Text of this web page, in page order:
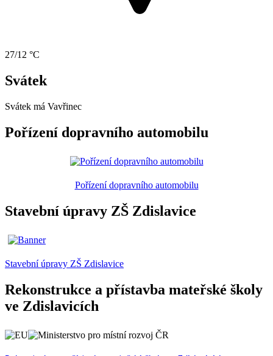
27/12 °C
Svátek
Svátek má Vavřinec
Pořízení dopravního automobilu
Pořízení dopravního automobilu
Stavební úpravy ZŠ Zdislavice
Stavební úpravy ZŠ Zdislavice
Rekonstrukce a přístavba mateřské školy
ve Zdislavicích